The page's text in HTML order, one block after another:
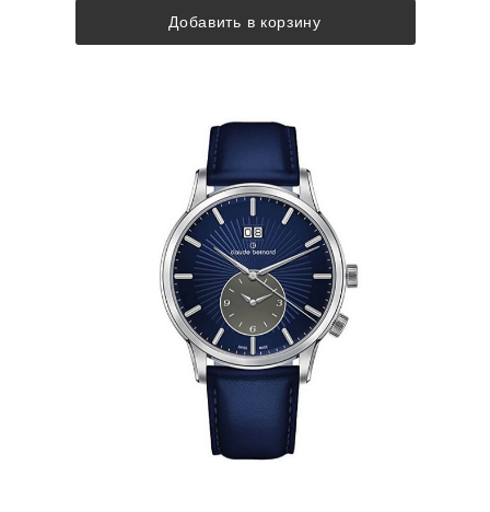
Добавить в корзину